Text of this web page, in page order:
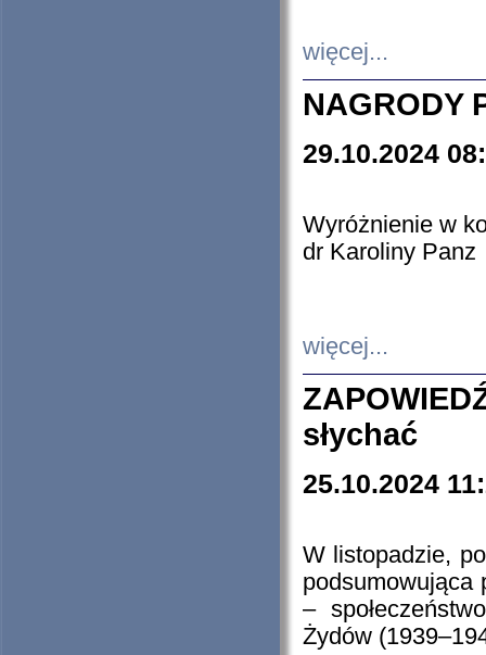
więcej...
NAGRODY
29.10.2024
Wyróżnienie w
dr Karoliny Panz
więcej...
słychać
25.10.2024
W listopadzie,
podsumowująca
–
Żydów